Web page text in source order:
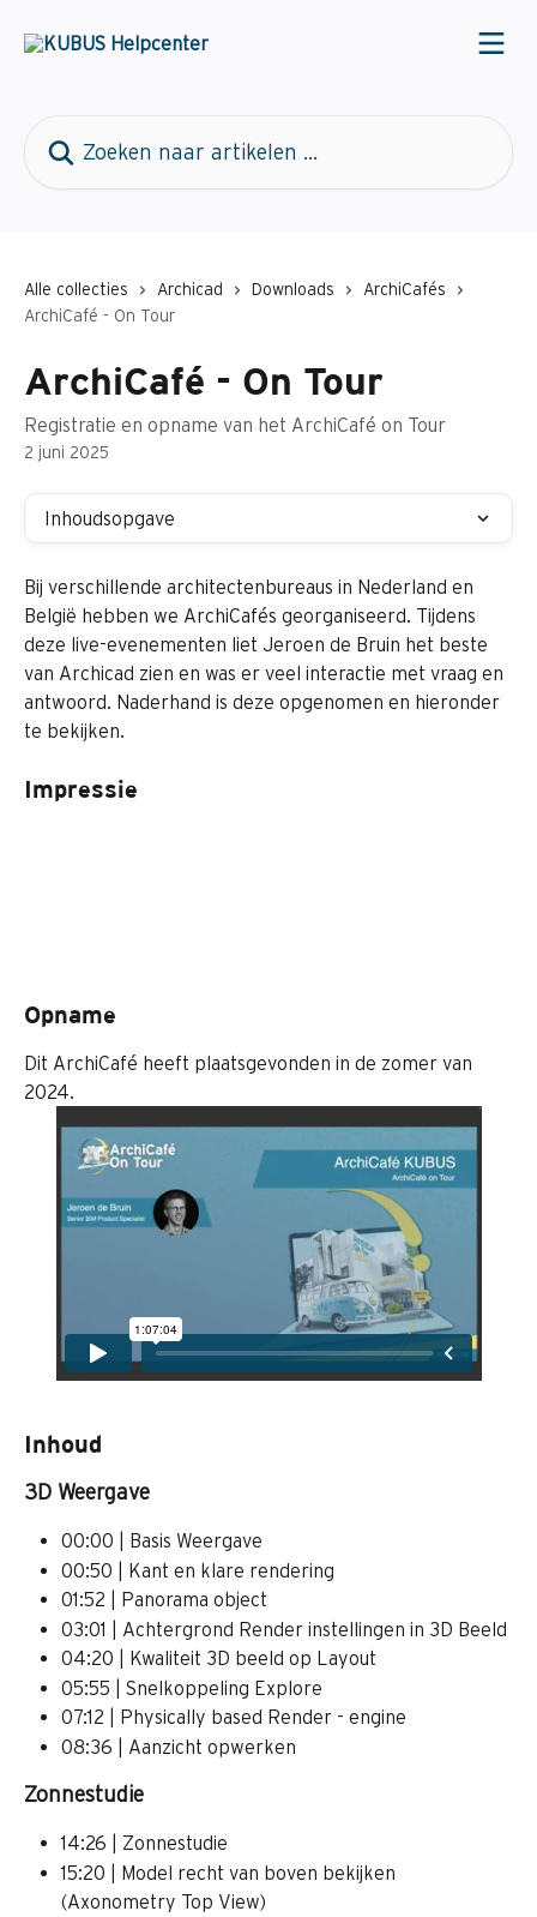
Alle collecties Archicad Downloads
ArchiCafés
ArchiCafé - On Tour
ArchiCafé - On Tour
Registratie en opname van het ArchiCafé on Tour
2 juni 2025
Inhoudsopgave
Bij verschillende architectenbureaus in Nederland en
België hebben we ArchiCafés georganiseerd. Tijdens
deze live-evenementen liet Jeroen de Bruin het beste
van Archicad zien en was er veel interactie met vraag en
antwoord. Naderhand is deze opgenomen en hieronder
te bekijken.
Impressie
Opname
Dit ArchiCafé heeft plaatsgevonden in de zomer van
2024.
Inhoud
3D Weergave
00:00 | Basis Weergave
00:50 | Kant en klare rendering
01:52 | Panorama object
03:01 | Achtergrond Render instellingen in 3D Beeld
04:20 | Kwaliteit 3D beeld op Layout
05:55 | Snelkoppeling Explore
07:12 | Physically based Render - engine
08:36 | Aanzicht opwerken
Zonnestudie
14:26 | Zonnestudie
15:20 | Model recht van boven bekijken
(Axonometry Top View)